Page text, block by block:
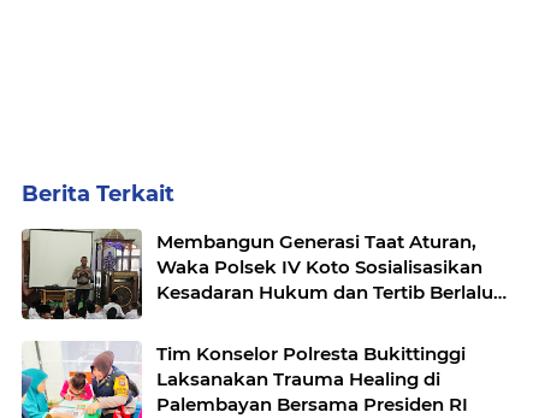
Berita Terkait
Membangun Generasi Taat Aturan,
Waka Polsek IV Koto Sosialisasikan
Kesadaran Hukum dan Tertib Berlalu
Tim Konselor Polresta Bukittinggi
Laksanakan Trauma Healing di
Palembayan Bersama Presiden RI